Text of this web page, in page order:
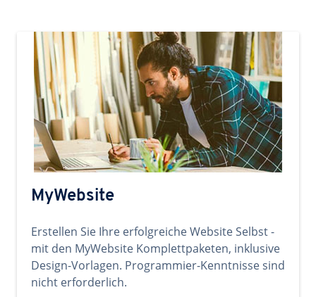
MyWebsite
Erstellen Sie Ihre erfolgreiche Website Selbst -
mit den MyWebsite Komplettpaketen, inklusive
Design-Vorlagen. Programmier-Kenntnisse sind
nicht erforderlich.